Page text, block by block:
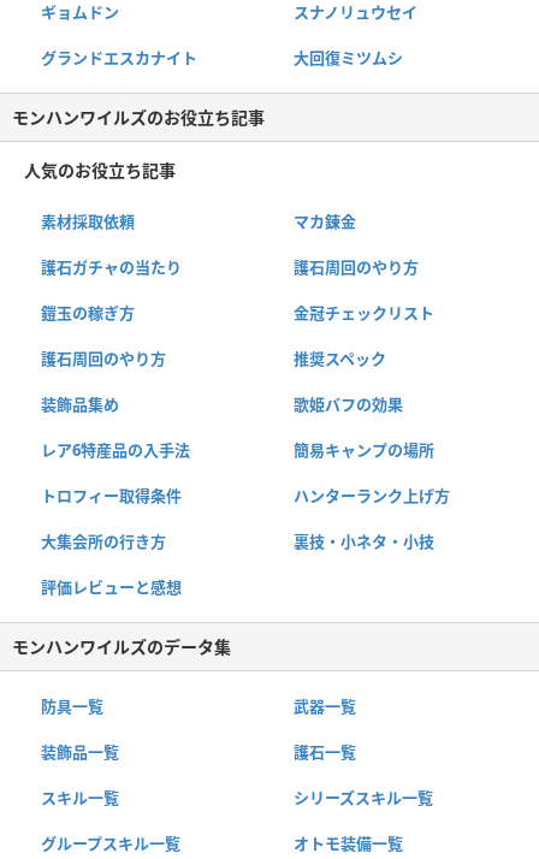
ギョムドン スナノリュウセイ
グランドエスカナイト 大回復ミツムシ
モンハンワイルズのお役立ち記事
人気のお役立ち記事
素材採取依頼 マカ錬金
護石ガチャの当たり 護石周回のやり方
鎧玉の稼ぎ方 金冠チェックリスト
護石周回のやり方 推奨スペック
装飾品集め 歌姫バフの効果
レア6特産品の入手法 簡易キャンプの場所
トロフィー取得条件 ハンターランク上げ方
大集会所の行き方 裏技・小ネタ・小技
評価レビューと感想
モンハンワイルズのデータ集
防具一覧 武器一覧
装飾品一覧 護石一覧
スキル一覧 シリーズスキル一覧
グループスキル一覧 オトモ装備一覧